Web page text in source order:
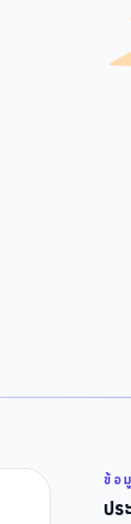
ข้อ
ปร